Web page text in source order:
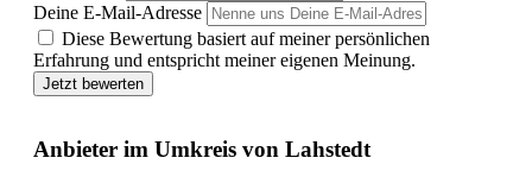
Deine E-Mail-Adresse
Diese Bewertung basiert auf meiner persönlichen
Erfahrung und entspricht meiner eigenen Meinung.
Jetzt bewerten
Anbieter im Umkreis von Lahstedt